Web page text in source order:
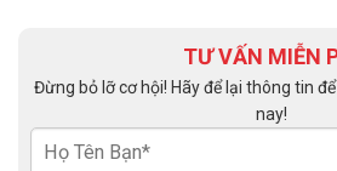
TƯ VẤN MIỄN
Đừng bỏ lỡ cơ hội! Hãy để lại thông tin
nay!